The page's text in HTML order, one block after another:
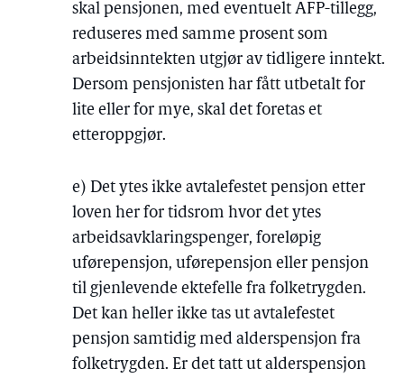
skal pensjonen, med eventuelt AFP-tillegg,
reduseres med samme prosent som
arbeidsinntekten utgjør av tidligere inntekt.
Dersom pensjonisten har fått utbetalt for
lite eller for mye, skal det foretas et
etteroppgjør.
e) Det ytes ikke avtalefestet pensjon etter
loven her for tidsrom hvor det ytes
arbeidsavklaringspenger, foreløpig
uførepensjon, uførepensjon eller pensjon
til gjenlevende ektefelle fra folketrygden.
Det kan heller ikke tas ut avtalefestet
pensjon samtidig med alderspensjon fra
folketrygden. Er det tatt ut alderspensjon